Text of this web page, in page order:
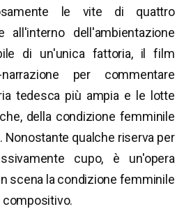
le vite di quattro
all'interno dell'ambientazione
di un'unica fattoria, il film
per commentare
tedesca più ampia e le lotte
della condizione femminile
Nonostante qualche riserva per
cupo, è un'opera
scena la condizione femminile